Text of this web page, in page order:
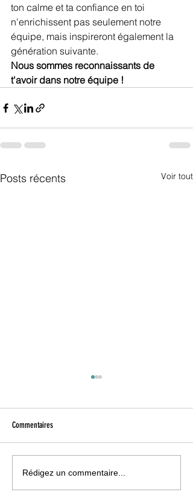
ton calme et ta confiance en toi
n'enrichissent pas seulement notre
équipe, mais inspireront également la
génération suivante.
Nous sommes reconnaissants de
t'avoir dans notre équipe !
Posts récents Voir tout
SwissHDS et DigiSanté: pourquoi
heyPatient s'engage depuis des
Commentaires
Rédigez un commentaire...